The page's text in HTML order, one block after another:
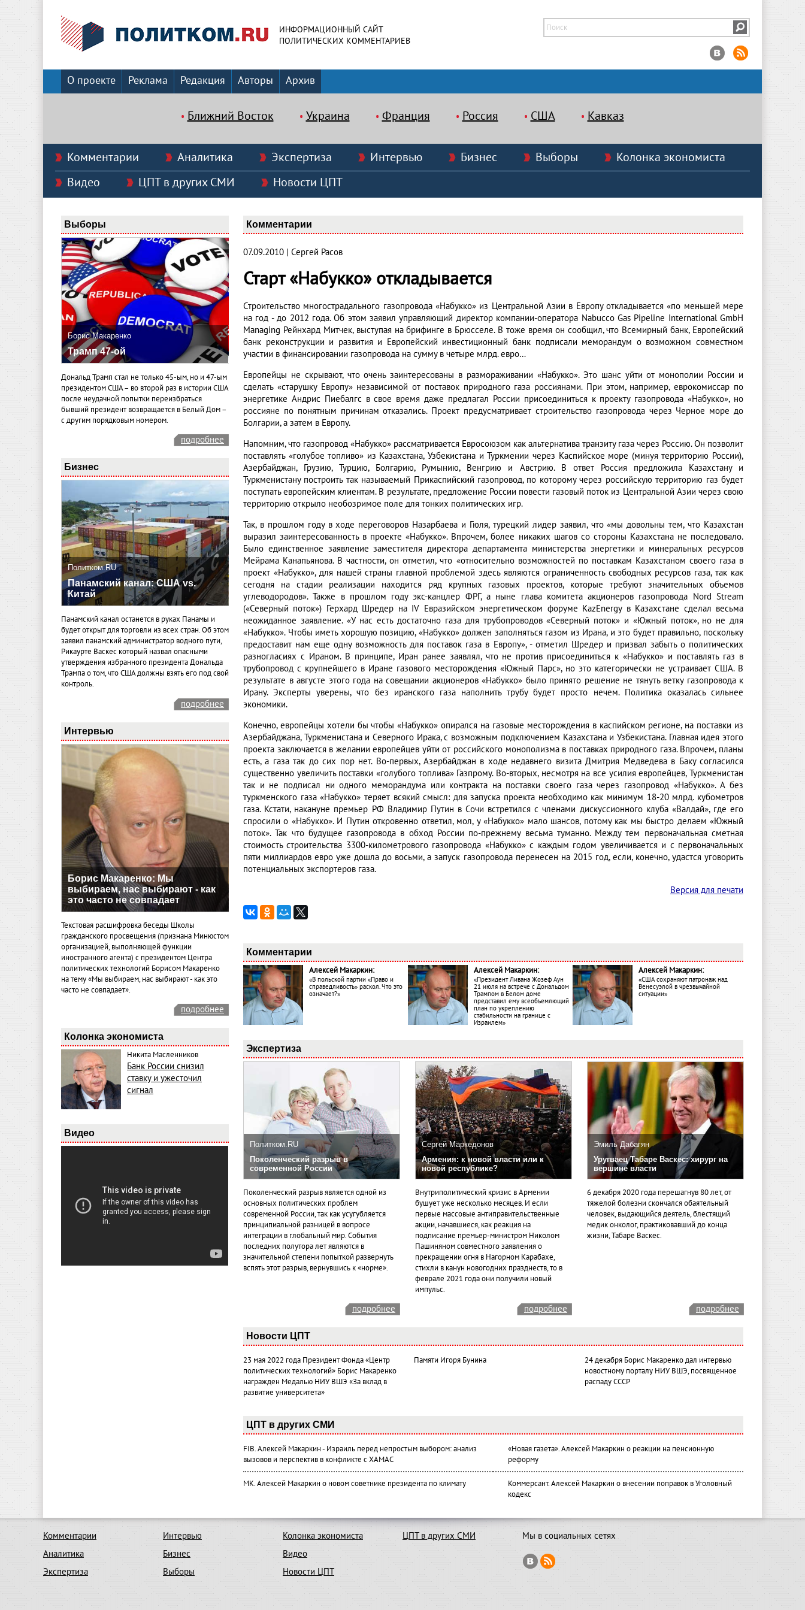
ИНФОРМАЦИОННЫЙ САЙТ
ПОЛИТИЧЕСКИХ КОММЕНТАРИЕВ
О проекте Реклама Редакция Авторы Архив
Ближний Восток Украина Франция Россия США Кавказ
Комментарии Аналитика Экспертиза Интервью Бизнес Выборы
Колонка экономиста
Видео
ЦПТ в других СМИ Новости ЦПТ
Выборы
Борис Макаренко
Трамп 47-ой
Дональд Трамп стал не только 45-ым, но и 47-ым
президентом США – во второй раз в истории США
после неудачной попытки переизбраться
бывший президент возвращается в Белый Дом –
с другим порядковым номером.
подробнее
Бизнес
Политком.RU
Панамский канал: США vs.
Китай
Панамский канал останется в руках Панамы и
будет открыт для торговли из всех стран. Об этом
заявил панамский администратор водного пути,
Рикаурте Васкес который назвал опасными
утверждения избранного президента Дональда
Трампа о том, что США должны взять его под свой
контроль.
подробнее
Интервью
Борис Макаренко: Мы
выбираем, нас выбирают - как
это часто не совпадает
Текстовая расшифровка беседы Школы
гражданского просвещения (признана Минюстом
организацией, выполняющей функции
иностранного агента) с президентом Центра
политических технологий Борисом Макаренко
на тему «Мы выбираем, нас выбирают - как это
часто не совпадает».
подробнее
Колонка экономиста
Никита Масленников
Банк России снизил
ставку и ужесточил
сигнал
Видео
Комментарии
07.09.2010 | Сергей Расов
Старт «Набукко» откладывается
Строительство многострадального газопровода «Набукко» из Центральной Азии в Европу откладывается «по меньшей мере
на год - до 2012 года. Об этом заявил управляющий директор компании-оператора Nabucco Gas Pipeline International GmbH
Managing Рейнхард Митчек, выступая на брифинге в Брюсселе. В тоже время он сообщил, что Всемирный банк, Европейский
банк реконструкции и развития и Европейский инвестиционный банк подписали меморандум о возможном совместном
участии в финансировании газопровода на сумму в четыре млрд. евро…
Европейцы не скрывают, что очень заинтересованы в размораживании «Набукко». Это шанс уйти от монополии России и
сделать «старушку Европу» независимой от поставок природного газа россиянами. При этом, например, еврокомиссар по
энергетике Андрис Пиебалгс в свое время даже предлагал России присоединиться к проекту газопровода «Набукко», но
россияне по понятным причинам отказались. Проект предусматривает строительство газопровода через Черное море до
Болгарии, а затем в Европу.
Напомним, что газопровод «Набукко» рассматривается Евросоюзом как альтернатива транзиту газа через Россию. Он позволит
поставлять «голубое топливо» из Казахстана, Узбекистана и Туркмении через Каспийское море (минуя территорию России),
Азербайджан, Грузию, Турцию, Болгарию, Румынию, Венгрию и Австрию. В ответ Россия предложила Казахстану и
Туркменистану построить так называемый Прикаспийский газопровод, по которому через российскую территорию газ будет
поступать европейским клиентам. В результате, предложение России повести газовый поток из Центральной Азии через свою
территорию открыло необозримое поле для тонких политических игр.
Так, в прошлом году в ходе переговоров Назарбаева и Гюля, турецкий лидер заявил, что «мы довольны тем, что Казахстан
выразил заинтересованность в проекте «Набукко». Впрочем, более никаких шагов со стороны Казахстана не последовало.
Было единственное заявление заместителя директора департамента министерства энергетики и минеральных ресурсов
Мейрама Канапьянова. В частности, он отметил, что «относительно возможностей по поставкам Казахстаном своего газа в
проект «Набукко», для нашей страны главной проблемой здесь являются ограниченность свободных ресурсов газа, так как
сегодня на стадии реализации находится ряд крупных газовых проектов, которые требуют значительных объемов
углеводородов». Также в прошлом году экс-канцлер ФРГ, а ныне глава комитета акционеров газопровода Nord Stream
(«Северный поток») Герхард Шредер на IV Евразийском энергетическом форуме KazEnergy в Казахстане сделал весьма
неожиданное заявление. «У нас есть достаточно газа для трубопроводов «Северный поток» и «Южный поток», но не для
«Набукко». Чтобы иметь хорошую позицию, «Набукко» должен заполняться газом из Ирана, и это будет правильно, поскольку
предоставит нам еще одну возможность для поставок газа в Европу», - отметил Шредер и призвал забыть о политических
разногласиях с Ираном. В принципе, Иран ранее заявлял, что не против присоединиться к «Набукко» и поставлять газ в
трубопровод с крупнейшего в Иране газового месторождения «Южный Парс», но это категорически не устраивает США. В
результате в августе этого года на совещании акционеров «Набукко» было принято решение не тянуть ветку газопровода к
Ирану. Эксперты уверены, что без иранского газа наполнить трубу будет просто нечем. Политика оказалась сильнее
экономики.
Конечно, европейцы хотели бы чтобы «Набукко» опирался на газовые месторождения в каспийском регионе, на поставки из
Азербайджана, Туркменистана и Северного Ирака, с возможным подключением Казахстана и Узбекистана. Главная идея этого
проекта заключается в желании европейцев уйти от российского монополизма в поставках природного газа. Впрочем, планы
есть, а газа так до сих пор нет. Во-первых, Азербайджан в ходе недавнего визита Дмитрия Медведева в Баку согласился
существенно увеличить поставки «голубого топлива» Газпрому. Во-вторых, несмотря на все усилия европейцев, Туркменистан
так и не подписал ни одного меморандума или контракта на поставки своего газа через газопровод «Набукко». А без
туркменского газа «Набукко» теряет всякий смысл: для запуска проекта необходимо как минимум 18-20 млрд. кубометров
газа. Кстати, накануне премьер РФ Владимир Путин в Сочи встретился с членами дискуссионного клуба «Валдай», где его
спросили о «Набукко». И Путин откровенно ответил, мол, у «Набукко» мало шансов, потому как мы быстро делаем «Южный
поток». Так что будущее газопровода в обход России по-прежнему весьма туманно. Между тем первоначальная сметная
стоимость строительства 3300-километрового газопровода «Набукко» с каждым годом увеличивается и с первоначальных
пяти миллиардов евро уже дошла до восьми, а запуск газопровода перенесен на 2015 год, если, конечно, удастся уговорить
потенциальных экспортеров газа.
Версия для печати
Комментарии
Алексей Макаркин:
«В польской партии «Право и
справедливость» раскол. Что это
означает?»
Алексей Макаркин:
«Президент Ливана Жозеф Аун
21 июля на встрече с Дональдом
Трампом в Белом доме
представил ему всеобъемлющий
план по укреплению
стабильности на границе с
Израилем»
Алексей Макаркин:
«США сохраняют патронаж над
Венесуэлой в чрезвычайной
ситуации»
Экспертиза
Политком.RU
Поколенческий разрыв в
современной России
Поколенческий разрыв является одной из
основных политических проблем
современной России, так как усугубляется
принципиальной разницей в вопросе
интеграции в глобальный мир. События
последних полутора лет являются в
значительной степени попыткой развернуть
вспять этот разрыв, вернувшись к «норме».
Сергей Маркедонов
Армения: к новой власти или к
новой республике?
Внутриполитический кризис в Армении
бушует уже несколько месяцев. И если
первые массовые антиправительственные
акции, начавшиеся, как реакция на
подписание премьер-министром Николом
Пашиняном совместного заявления о
прекращении огня в Нагорном Карабахе,
стихли в канун новогодних празднеств, то в
феврале 2021 года они получили новый
импульс.
Эмиль Дабагян
Уругваец Табаре Васкес: хирург на
вершине власти
6 декабря 2020 года перешагнув 80 лет, от
тяжелой болезни скончался обаятельный
человек, выдающийся деятель, блестящий
медик онколог, практиковавший до конца
жизни, Табаре Васкес.
подробнее подробнее подробнее
Новости ЦПТ
23 мая 2022 года Президент Фонда «Центр
политических технологий» Борис Макаренко
награжден Медалью НИУ ВШЭ «За вклад в
развитие университета»
Памяти Игоря Бунина
24 декабря Борис Макаренко дал интервью
новостному порталу НИУ ВШЭ, посвященное
распаду СССР
ЦПТ в других СМИ
FIB. Алексей Макаркин - Израиль перед непростым выбором: анализ
вызовов и перспектив в конфликте с ХАМАС
«Новая газета». Алексей Макаркин о реакции на пенсионную
реформу
МК. Алексей Макаркин о новом советнике президента по климату
Коммерсант. Алексей Макаркин о внесении поправок в Уголовный
кодекс
Комментарии
Аналитика
Экспертиза
Интервью
Бизнес
Выборы
Колонка экономиста
Видео
Новости ЦПТ
ЦПТ в других СМИ Мы в социальных сетях